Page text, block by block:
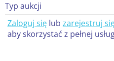
Typ aukcji
Zaloguj się lub zarejestruj
aby skorzystać z pełnej